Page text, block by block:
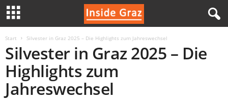
Start Silvester in Graz 2025 – Die Highlights zum Jahreswechsel
Silvester in Graz 2025 – Die
Highlights zum
Jahreswechsel